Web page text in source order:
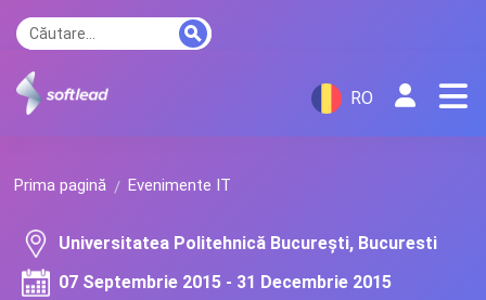
RO
Prima pagină Evenimente IT
Universitatea Politehnică București, Bucuresti
07 Septembrie 2015 - 31 Decembrie 2015